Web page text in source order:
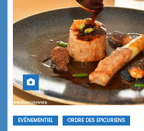
EVÉNEMENTIEL ORDRE DES EPICURIENS